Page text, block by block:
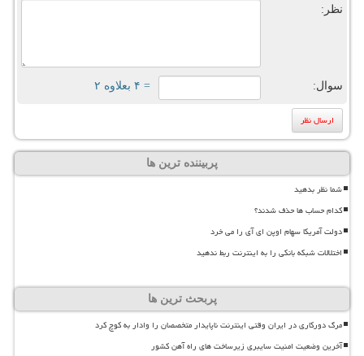
نظر:
سوال: = ۴ بعلاوه ۲
پربیننده ترین ها
شما نظر بدهید
کدام حساب ها حذف شدند؟
دولت آمریکا سهام اوپن ای آی را می خرد
اختلالات شبکه بانکی را به اینترنت ربط ندهید
پربحث ترین ها
مرگ دورکاری در ایران وقتی اینترنت ناپایدار متخصصان را وادار به کوچ کرد
آخرین وضعیت امنیت سایبری زیرساخت های راه آهن کشور